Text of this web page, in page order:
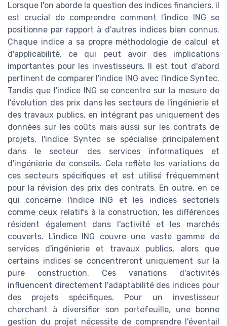
Lorsque l'on aborde la question des indices financiers, il
est crucial de comprendre comment l'indice ING se
positionne par rapport à d'autres indices bien connus.
Chaque indice a sa propre méthodologie de calcul et
d'applicabilité, ce qui peut avoir des implications
importantes pour les investisseurs. Il est tout d'abord
pertinent de comparer l'indice ING avec l'indice Syntec.
Tandis que l'indice ING se concentre sur la mesure de
l'évolution des prix dans les secteurs de l'ingénierie et
des travaux publics, en intégrant pas uniquement des
données sur les coûts mais aussi sur les contrats de
projets, l'indice Syntec se spécialise principalement
dans le secteur des services informatiques et
d'ingénierie de conseils. Cela reflète les variations de
ces secteurs spécifiques et est utilisé fréquemment
pour la révision des prix des contrats. En outre, en ce
qui concerne l'indice ING et les indices sectoriels
comme ceux relatifs à la construction, les différences
résident également dans l'activité et les marchés
couverts. L'indice ING couvre une vaste gamme de
services d'ingénierie et travaux publics, alors que
certains indices se concentreront uniquement sur la
pure construction. Ces variations d'activités
influencent directement l'adaptabilité des indices pour
des projets spécifiques. Pour un investisseur
cherchant à diversifier son portefeuille, une bonne
gestion du projet nécessite de comprendre l'éventail